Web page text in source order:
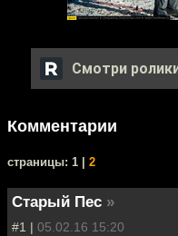
Смотри
Комментарии
cтраницы: 1 | 2
Старый Пес »
#1 | 05.02.16 15:20